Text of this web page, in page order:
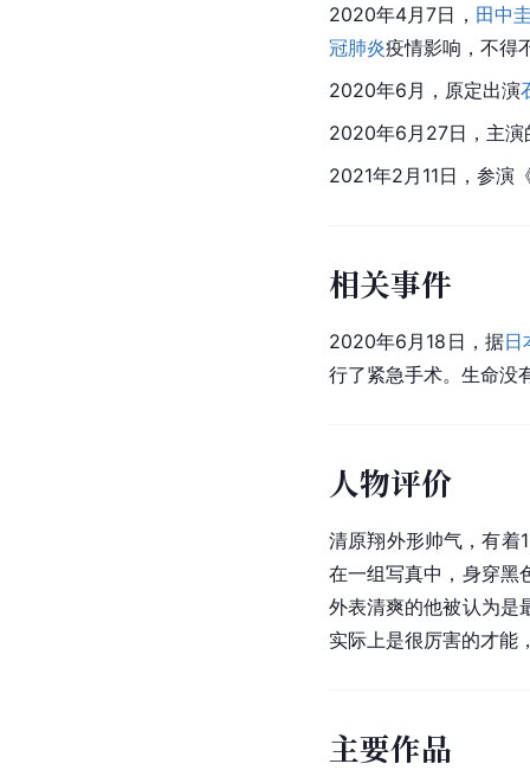
2020年4月7日， 田中
冠肺炎疫情影响，不得
2020年6月，原定出演
2020年6月27日，主演
2021年2月11日，参演
相关事件
2020年6月18日，据日
行了紧急手术。生命没
人物评价
清原翔外形帅气，有着
在一组写真中，身穿黑
外表清爽的他被认为是
实际上是很厉害的才能
主要作品